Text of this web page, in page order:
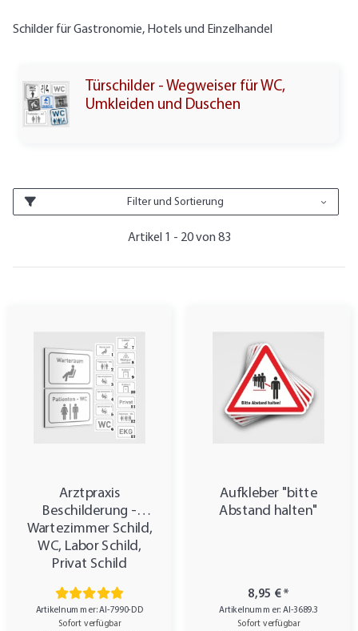
Schilder für Gastronomie, Hotels und Einzelhandel
Türschilder - Wegweiser für WC,
Umkleiden und Duschen
Filter und Sortierung
Artikel 1 - 20 von 83
Arztpraxis
Beschilderung -
Wartezimmer Schild,
WC, Labor Schild,
Privat Schild
Artikelnummer: AI-7990-DD
Sofort verfügbar
Aufkleber "bitte
Abstand halten"
8,95 €*
Artikelnummer: AI-3689.3
Sofort verfügbar